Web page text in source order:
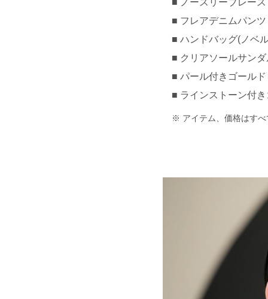
ノースリーブレー
フレアデニムパン
ハンドバッグ(ノベ
クリアソールサン
パール付きゴール
ラインストーン付
アイテム、価格はす